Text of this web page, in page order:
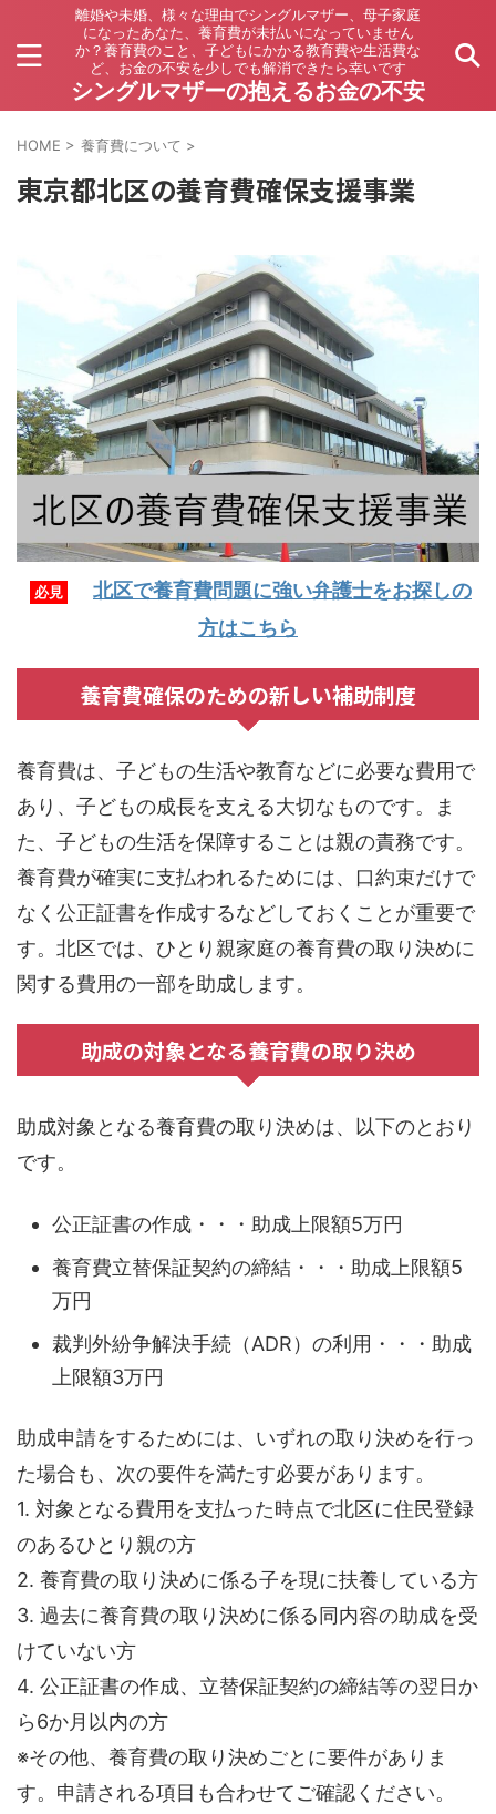
離婚や未婚、様々な理由でシングルマザー、母子家庭
になったあなた、養育費が未払いになっていません
か？養育費のこと、子どもにかかる教育費や生活費な
ど、お金の不安を少しでも解消できたら幸いです
シングルマザーの抱えるお金の不安
HOME > 養育費について >
東京都北区の養育費確保支援事業
必見
北区で養育費問題に強い弁護士をお探しの
方はこちら
養育費確保のための新しい補助制度
養育費は、子どもの生活や教育などに必要な費用で
あり、子どもの成長を支える大切なものです。ま
た、子どもの生活を保障することは親の責務です。
養育費が確実に支払われるためには、口約束だけで
なく公正証書を作成するなどしておくことが重要で
す。北区では、ひとり親家庭の養育費の取り決めに
関する費用の一部を助成します。
助成の対象となる養育費の取り決め
助成対象となる養育費の取り決めは、以下のとおり
です。
公正証書の作成・・・助成上限額5万円
養育費立替保証契約の締結・・・助成上限額5
万円
裁判外紛争解決手続（ADR）の利用・・・助成
上限額3万円
助成申請をするためには、いずれの取り決めを行っ
た場合も、次の要件を満たす必要があります。
1. 対象となる費用を支払った時点で北区に住民登録
のあるひとり親の方
2. 養育費の取り決めに係る子を現に扶養している方
3. 過去に養育費の取り決めに係る同内容の助成を受
けていない方
4. 公正証書の作成、立替保証契約の締結等の翌日か
ら6か月以内の方
※その他、養育費の取り決めごとに要件がありま
す。申請される項目も合わせてご確認ください。